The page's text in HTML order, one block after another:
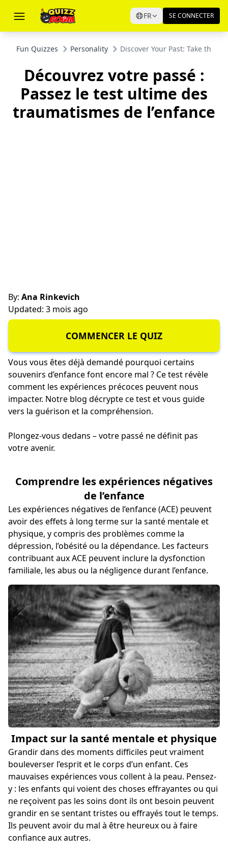
FR SE CONNECTER
Fun Quizzes Personality Discover Your Past: Take the
Découvrez votre passé :
Passez le test ultime des
traumatismes de l’enfance
By: Ana Rinkevich
Updated: 3 mois ago
COMMENCER LE QUIZ
Vous vous êtes déjà demandé pourquoi certains
souvenirs d’enfance font encore mal ? Ce test révèle
comment les expériences précoces peuvent nous
impacter. Notre blog décrypte ce test et vous guide
vers la guérison et la compréhension.
Plongez-vous dedans – votre passé ne définit pas
votre avenir.
Comprendre les expériences négatives
de l’enfance
Les expériences négatives de l’enfance (ACE) peuvent
avoir des effets à long terme sur la santé mentale et
physique, y compris des problèmes comme la
dépression, l’obésité ou la dépendance. Les facteurs
contribuant aux ACE peuvent inclure la dysfonction
familiale, les abus ou la négligence durant l’enfance.
Impact sur la santé mentale et physique
Grandir dans des moments difficiles peut vraiment
bouleverser l’esprit et le corps d’un enfant. Ces
mauvaises expériences vous collent à la peau. Pensez-
y : les enfants qui voient des choses effrayantes ou qui
ne reçoivent pas les soins dont ils ont besoin peuvent
grandir en se sentant tristes ou effrayés tout le temps.
Ils peuvent avoir du mal à être heureux ou à faire
confiance aux autres.